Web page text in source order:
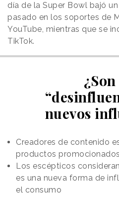
día de la Super Bowl bajó
pasado en los soportes de
YouTube, mientras que se
TikTok.
nuevos
Creadores de contenido
productos
Los escépticos
es una nueva forma de
el consumo